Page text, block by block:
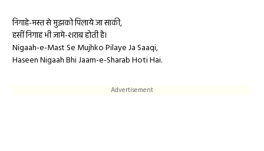
निगाहे-मस्त से मुझको पिलाये जा साकी,
हसीं निगाह भी जामे-शराब होती है।
Nigaah-e-Mast Se Mujhko Pilaye Ja Saaqi,
Haseen Nigaah Bhi Jaam-e-Sharab Hoti Hai.
Advertisement